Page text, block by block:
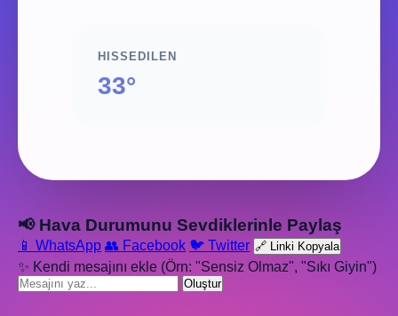
HISSEDILEN
33°
📢 Hava Durumunu Sevdiklerinle Paylaş
📱 WhatsApp 👥 Facebook 🐦 Twitter 🔗 Linki Kopyala
✨ Kendi mesajını ekle (Örn: "Sensiz Olmaz", "Sıkı Giyin")
Oluştur